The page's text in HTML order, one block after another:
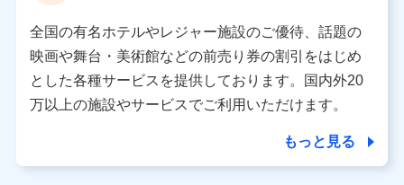
所・代表者名】
当該個人データを取り扱う各共同利用者（詳細は次のとお
り）
東京都千代田区永田町2丁目11番1号 山王パークタワー
株式会社NTTドコモ 代表取締役社長 前田 義晃
東京都中央区日本橋人形町2-14-10 アーバンネット日本橋
ビル 3F
全国の有名ホテルやレジャー施設のご優待、話題の
映画や舞台・美術館などの前売り券の割引をはじめ
とした各種サービスを提供しております。国内外20
万以上の施設やサービスでご利用いただけます。
もっと見る